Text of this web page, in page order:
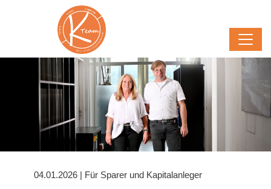
04.01.2026 | Für Sparer und Kapitalanleger